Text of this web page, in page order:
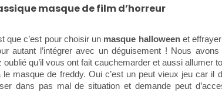
masque de film d’horreur
que c’est pour choisir un masque halloweenet effrayer
autant l’intégrer avec un déguisement ! Nous
qu’il vous ont fait cauchemarder et aussi allumer
masque de freddy. Oui c’est un peut vieux jeu car il
dans pas mal de situation et demande peut